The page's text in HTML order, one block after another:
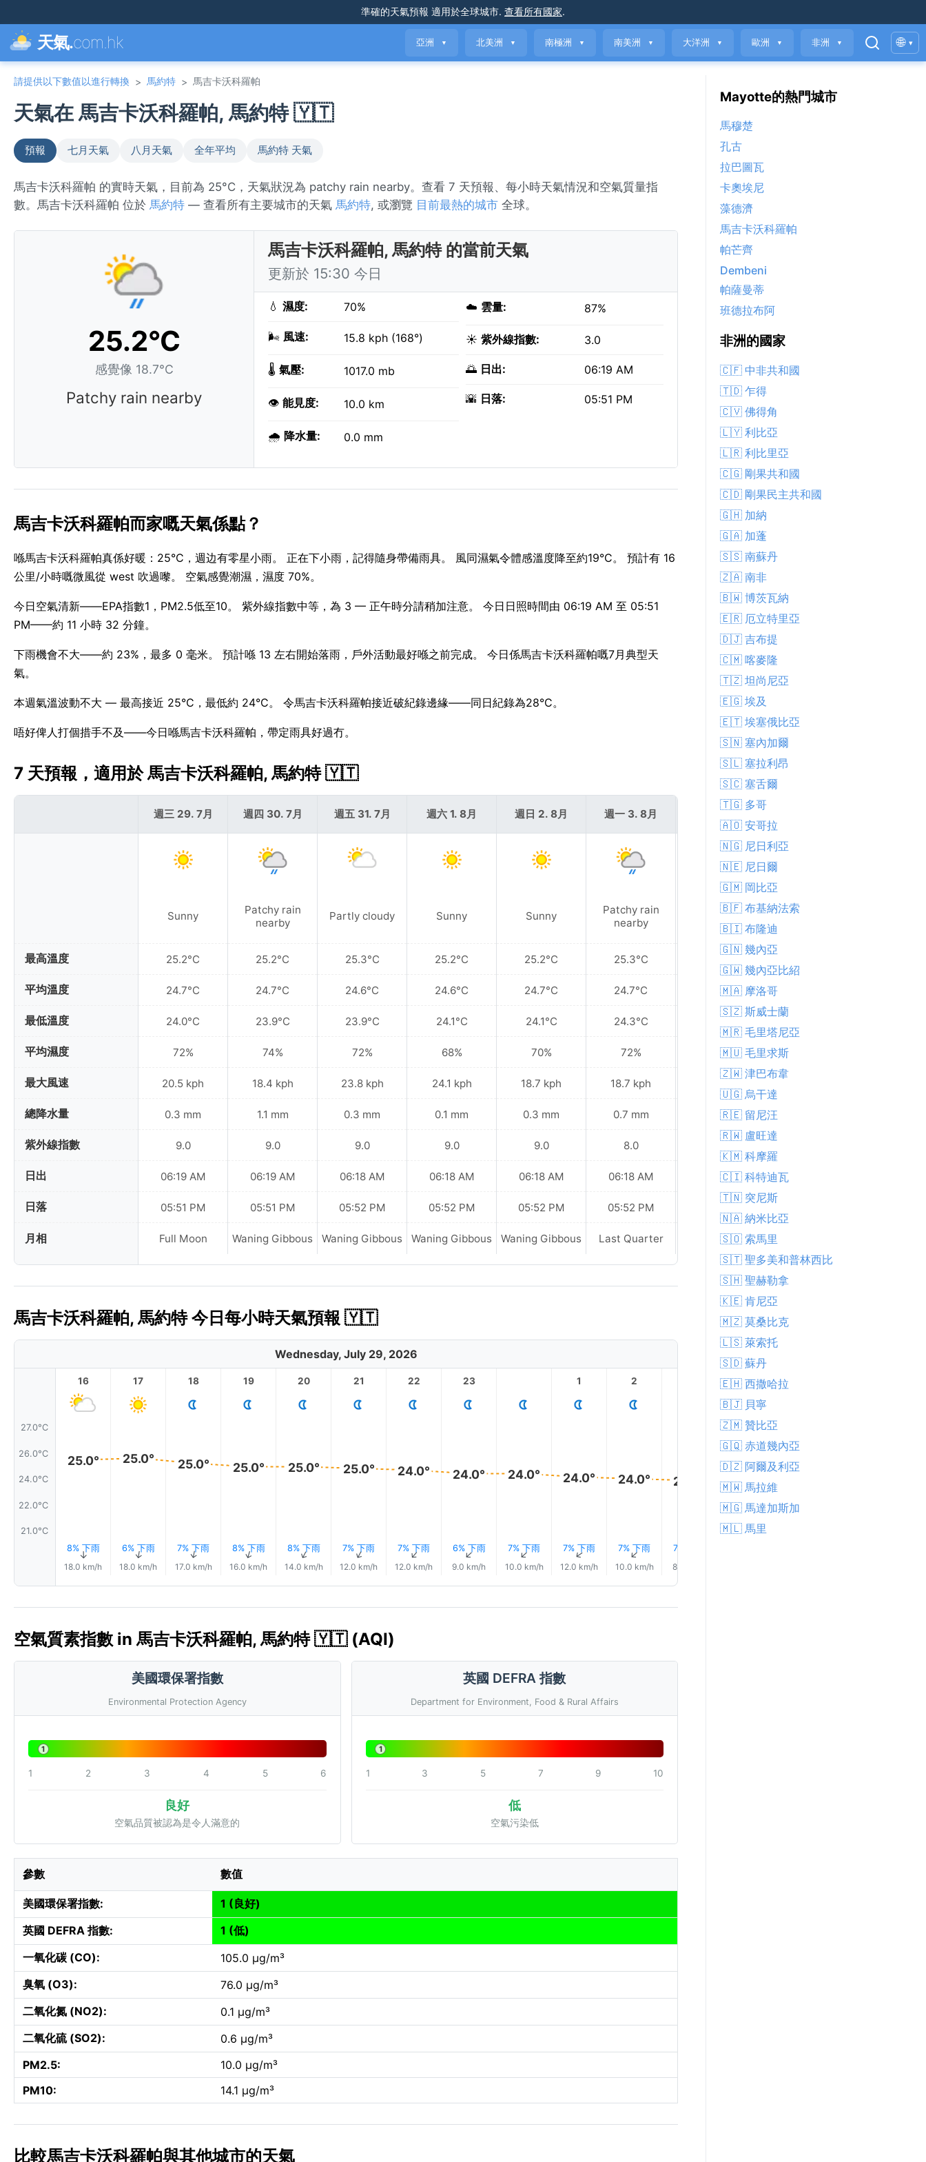
準確的天氣預報 適用於全球城市. 查看所有國家.
天氣.com.hk 亞洲 ▼ 北美洲 ▼ 南極洲 ▼ 南美洲 ▼ 大洋洲 ▼ 歐洲 ▼ 非洲 ▼ 🌐 ▾
請提供以下數值以進行轉換 > 馬約特 > 馬吉卡沃科羅帕
天氣在 馬吉卡沃科羅帕, 馬約特 🇾🇹
預報 七月天氣 八月天氣 全年平均 馬約特 天氣
馬吉卡沃科羅帕 的實時天氣，目前為 25°C，天氣狀況為 patchy rain nearby。查看 7 天預報、每小時天氣情況和空氣質量指
數。馬吉卡沃科羅帕 位於 馬約特 — 查看所有主要城市的天氣 馬約特, 或瀏覽 目前最熱的城市 全球。
25.2°C
感覺像 18.7°C
Patchy rain nearby
馬吉卡沃科羅帕, 馬約特 的當前天氣
更新於 15:30 今日
💧 濕度: 70%
🌬️ 風速: 15.8 kph (168°)
🌡️ 氣壓: 1017.0 mb
👁️ 能見度: 10.0 km
🌧️ 降水量: 0.0 mm
☁️ 雲量: 87%
☀️ 紫外線指數: 3.0
🌅 日出: 06:19 AM
🌇 日落: 05:51 PM
馬吉卡沃科羅帕而家嘅天氣係點？
喺馬吉卡沃科羅帕真係好暖：25°C，週边有零星小雨。 正在下小雨，記得隨身帶備雨具。 風同濕氣令體感溫度降至約19°C。 預計有 16
公里/小時嘅微風從 west 吹過嚟。 空氣感覺潮濕，濕度 70%。
今日空氣清新——EPA指數1，PM2.5低至10。 紫外線指數中等，為 3 — 正午時分請稍加注意。 今日日照時間由 06:19 AM 至 05:51
PM——約 11 小時 32 分鐘。
下雨機會不大——約 23%，最多 0 毫米。 預計喺 13 左右開始落雨，戶外活動最好喺之前完成。 今日係馬吉卡沃科羅帕嘅7月典型天
氣。
本週氣溫波動不大 — 最高接近 25°C，最低約 24°C。 令馬吉卡沃科羅帕接近破紀錄邊緣——同日紀錄為28°C。
唔好俾人打個措手不及——今日喺馬吉卡沃科羅帕，帶定雨具好過冇。
7 天預報，適用於 馬吉卡沃科羅帕, 馬約特 🇾🇹
最高溫度
平均溫度
最低溫度
平均濕度
最大風速
總降水量
紫外線指數
日出
日落
月相
週三 29. 7月
Sunny
25.2°C
24.7°C
24.0°C
72%
20.5 kph
0.3 mm
9.0
06:19 AM
05:51 PM
Full Moon
週四 30. 7月
Patchy rain
nearby
25.2°C
24.7°C
23.9°C
74%
18.4 kph
1.1 mm
9.0
06:19 AM
05:51 PM
Waning Gibbous
週五 31. 7月
Partly cloudy
25.3°C
24.6°C
23.9°C
72%
23.8 kph
0.3 mm
9.0
06:18 AM
05:52 PM
Waning Gibbous
週六 1. 8月
Sunny
25.2°C
24.6°C
24.1°C
68%
24.1 kph
0.1 mm
9.0
06:18 AM
05:52 PM
Waning Gibbous
週日 2. 8月
Sunny
25.2°C
24.7°C
24.1°C
70%
18.7 kph
0.3 mm
9.0
06:18 AM
05:52 PM
Waning Gibbous
週一 3. 8月
Patchy rain
nearby
25.3°C
24.7°C
24.3°C
72%
18.7 kph
0.7 mm
8.0
06:18 AM
05:52 PM
Last Quarter
週二 4. 8月
Sunny
25.5°C
24.8°C
24.2°C
72%
22.0 kph
0.0 mm
8.0
06:17 AM
05:52 PM
Last Quarter
馬吉卡沃科羅帕, 馬約特 今日每小時天氣預報 🇾🇹
Wednesday, July 29, 2026
27.0°C
26.0°C
24.0°C
22.0°C
21.0°C
16
25.0°
8% 下雨
↑
18.0 km/h
17
25.0°
6% 下雨
↑
18.0 km/h
18
25.0°
7% 下雨
↑
17.0 km/h
19
25.0°
8% 下雨
↑
16.0 km/h
20
25.0°
8% 下雨
↑
14.0 km/h
21
25.0°
7% 下雨
↑
12.0 km/h
22
24.0°
7% 下雨
↑
12.0 km/h
23
24.0°
6% 下雨
↑
9.0 km/h
24.0°
7% 下雨
↑
10.0 km/h
1
24.0°
7% 下雨
↑
12.0 km/h
2
24.0°
7% 下雨
↑
10.0 km/h
24.0°
7% 下雨
8.0 km/h
4
24.0°
空氣質素指數 in 馬吉卡沃科羅帕, 馬約特 🇾🇹 (AQI)
美國環保署指數
Environmental Protection Agency
1
1 2 3 4 5 6
良好
空氣品質被認為是令人滿意的
英國 DEFRA 指數
Department for Environment, Food & Rural Affairs
1
1 3 5 7 9 10
低
空氣污染低
參數 數值
美國環保署指數:
1 (良好)
英國 DEFRA 指數:
1 (低)
一氧化碳 (CO):
105.0 µg/m³
臭氧 (O3):
76.0 µg/m³
二氧化氮 (NO2):
0.1 µg/m³
二氧化硫 (SO2):
0.6 µg/m³
PM2.5:
10.0 µg/m³
PM10:
14.1 µg/m³
比較馬吉卡沃科羅帕與其他城市的天氣
Mayotte的熱門城市
馬穆楚
孔古
拉巴圖瓦
卡奧埃尼
藻德濟
馬吉卡沃科羅帕
帕芒齊
Dembeni
帕薩曼蒂
班德拉布阿
非洲的國家
🇨🇫 中非共和國
🇹🇩 乍得
🇨🇻 佛得角
🇱🇾 利比亞
🇱🇷 利比里亞
🇨🇬 剛果共和國
🇨🇩 剛果民主共和國
🇬🇭 加納
🇬🇦 加蓬
🇸🇸 南蘇丹
🇿🇦 南非
🇧🇼 博茨瓦納
🇪🇷 厄立特里亞
🇩🇯 吉布提
🇨🇲 喀麥隆
🇹🇿 坦尚尼亞
🇪🇬 埃及
🇪🇹 埃塞俄比亞
🇸🇳 塞內加爾
🇸🇱 塞拉利昂
🇸🇨 塞舌爾
🇹🇬 多哥
🇦🇴 安哥拉
🇳🇬 尼日利亞
🇳🇪 尼日爾
🇬🇲 岡比亞
🇧🇫 布基納法索
🇧🇮 布隆迪
🇬🇳 幾內亞
🇬🇼 幾內亞比紹
🇲🇦 摩洛哥
🇸🇿 斯威士蘭
🇲🇷 毛里塔尼亞
🇲🇺 毛里求斯
🇿🇼 津巴布韋
🇺🇬 烏干達
🇷🇪 留尼汪
🇷🇼 盧旺達
🇰🇲 科摩羅
🇨🇮 科特迪瓦
🇹🇳 突尼斯
🇳🇦 納米比亞
🇸🇴 索馬里
🇸🇹 聖多美和普林西比
🇸🇭 聖赫勒拿
🇰🇪 肯尼亞
🇲🇿 莫桑比克
🇱🇸 萊索托
🇸🇩 蘇丹
🇪🇭 西撒哈拉
🇧🇯 貝寧
🇿🇲 贊比亞
🇬🇶 赤道幾內亞
🇩🇿 阿爾及利亞
🇲🇼 馬拉維
🇲🇬 馬達加斯加
🇲🇱 馬里